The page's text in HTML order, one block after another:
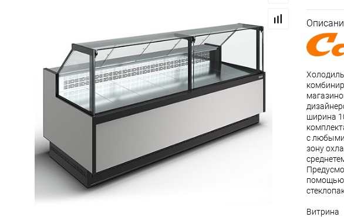
ширина
с любыми
зону
помощью